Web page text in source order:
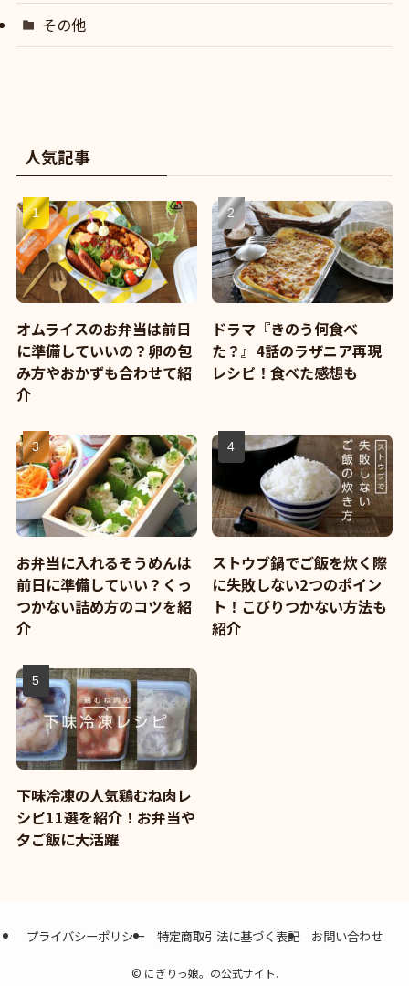
その他
人気記事
オムライスのお弁当は前日
に準備していいの？卵の包
み方やおかずも合わせて紹
介
ドラマ『きのう何食べ
た？』4話のラザニア再現
レシピ！食べた感想も
お弁当に入れるそうめんは
前日に準備していい？くっ
つかない詰め方のコツを紹
介
ストウブ鍋でご飯を炊く際
に失敗しない2つのポイン
ト！こびりつかない方法も
紹介
下味冷凍の人気鶏むね肉レ
シピ11選を紹介！お弁当や
夕ご飯に大活躍
プライバシーポリシー 特定商取引法に基づく表記 お問い合わせ
© にぎりっ娘。の公式サイト.